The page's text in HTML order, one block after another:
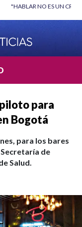
BETO CORAL |
para
Bogotá
para los bares
de
Salud.